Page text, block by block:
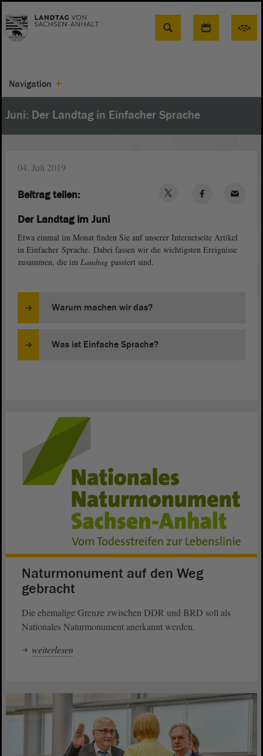
Suche
Navigation
Juni: Der Landtag in Einfacher Sprache
04. Juli 2019
Der Landtag im Juni
Etwa einmal im Monat finden Sie auf unserer Internetseite Artikel
in Einfacher Sprache. Dabei fassen wir die wichtigsten Ereignisse
zusammen, die im Landtag passiert sind.
Warum machen wir das?
Was ist Einfache Sprache?
Beitrag teilen:
Naturmonument auf den Weg
gebracht
Die ehemalige Grenze zwischen DDR und BRD soll als
Nationales Naturmonument anerkannt werden.
weiterlesen